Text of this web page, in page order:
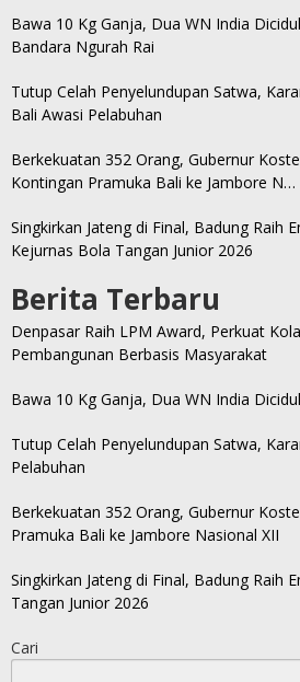
Bawa 10 Kg Ganja, Dua WN India
Bandara Ngurah Rai
Tutup Celah Penyelundupan Satwa,
Bali Awasi Pelabuhan
Berkekuatan 352 Orang, Gubernur
Kontingan Pramuka Bali ke Jambore N…
Singkirkan Jateng di Final, Badung Raih
Kejurnas Bola Tangan Junior 2026
Berita Terbaru
Denpasar Raih LPM Award, Perkuat
Pembangunan Berbasis Masyarakat
Bawa 10 Kg Ganja, Dua WN India
Tutup Celah Penyelundupan Satwa,
Pelabuhan
Berkekuatan 352 Orang, Gubernur
Pramuka Bali ke Jambore Nasional XII
Singkirkan Jateng di Final, Badung Raih
Tangan Junior 2026
Cari